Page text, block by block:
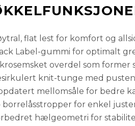
flat lest for komfort og
Label-gummi for optimalt
overdel som former
knit-tunge med
mellomsåle for bedre
borrelåsstropper for enkel
hælgeometri for